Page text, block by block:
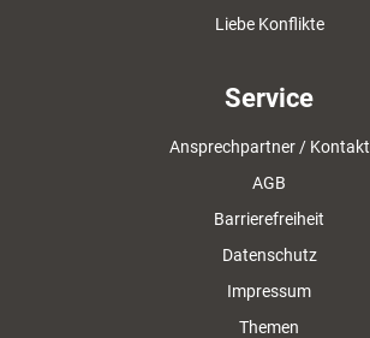
Liebe Konflikte
Service
Ansprechpartner / Kontakt
AGB
Barrierefreiheit
Datenschutz
Impressum
Themen